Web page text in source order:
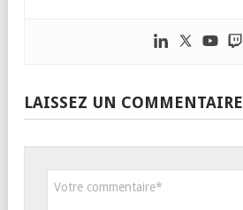
LAISSEZ UN COMMENTAIRE